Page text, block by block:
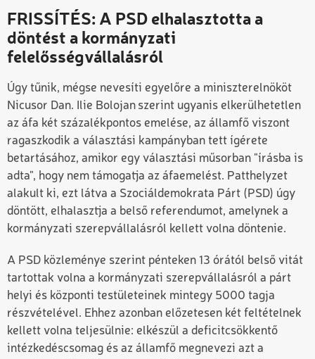
FRISSÍTÉS: A PSD elhalasztotta a
döntést a kormányzati
felelősségvállalásról
Úgy tűnik, mégse nevesíti egyelőre a miniszterelnököt
Nicusor Dan. Ilie Bolojan szerint ugyanis elkerülhetetlen
az áfa két százalékpontos emelése, az államfő viszont
ragaszkodik a választási kampányban tett ígérete
betartásához, amikor egy választási műsorban "írásba is
adta", hogy nem támogatja az áfaemelést. Patthelyzet
alakult ki, ezt látva a Szociáldemokrata Párt (PSD) úgy
döntött, elhalasztja a belső referendumot, amelynek a
kormányzati szerepvállalásról kellett volna döntenie.
A PSD közleménye szerint pénteken 13 órától belső vitát
tartottak volna a kormányzati szerepvállalásról a párt
helyi és központi testületeinek mintegy 5000 tagja
részvételével. Ehhez azonban előzetesen két feltételnek
kellett volna teljesülnie: elkészül a deficitcsökkentő
intézkedéscsomag és az államfő megnevezi azt a